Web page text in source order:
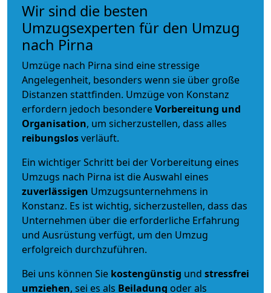
Wir sind die besten
Umzugsexperten für den Umzug
nach Pirna
Umzüge nach Pirna sind eine stressige
Angelegenheit, besonders wenn sie über große
Distanzen stattfinden. Umzüge von Konstanz
erfordern jedoch besondereVorbereitung und
Organisation, um sicherzustellen, dass alles
reibungslosverläuft.
Ein wichtiger Schritt bei der Vorbereitung eines
Umzugs nach Pirna ist die Auswahl eines
zuverlässigen Umzugsunternehmens in
Konstanz. Es ist wichtig, sicherzustellen, dass das
Unternehmen über die erforderliche Erfahrung
und Ausrüstung verfügt, um den Umzug
erfolgreich durchzuführen.
Bei uns können Sie kostengünstig und stressfrei
umziehen, sei es als Beiladung oder als